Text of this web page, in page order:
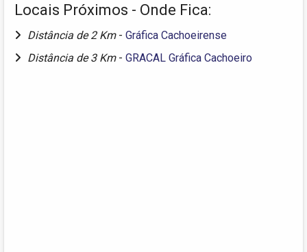
Locais Próximos - Onde Fica:
Distância de 2 Km - Gráfica Cachoeirense
Distância de 3 Km - GRACAL Gráfica Cachoeiro